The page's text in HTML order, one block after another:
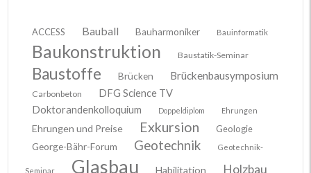
ACCESS Bauball Bauharmoniker Bauinformatik
Baukonstruktion Baustatik-Seminar
Baustoffe Brücken Brückenbausymposium
Carbonbeton
DFG Science TV
Doktorandenkolloquium
Doppeldiplom Ehrungen
Ehrungen und Preise Exkursion
Geologie
George-Bähr-Forum
Geotechnik Geotechnik-
Seminar Glasbau Habilitation Holzbau